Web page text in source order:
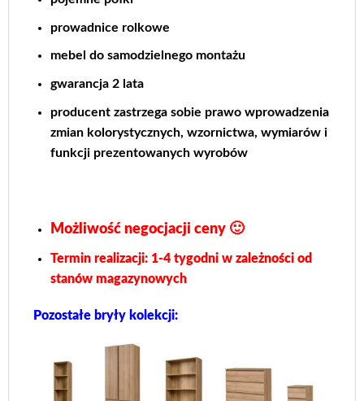
prowadnice rolkowe
mebel do samodzielnego montażu
gwarancja 2 lata
producent zastrzega sobie prawo wprowadzenia
zmian kolorystycznych, wzornictwa, wymiarów i
funkcji prezentowanych wyrobów
Możliwość negocjacji ceny 🙂
Termin realizacji: 1-4 tygodni w zależności od
stanów magazynowych
Pozostałe bryły kolekcji: